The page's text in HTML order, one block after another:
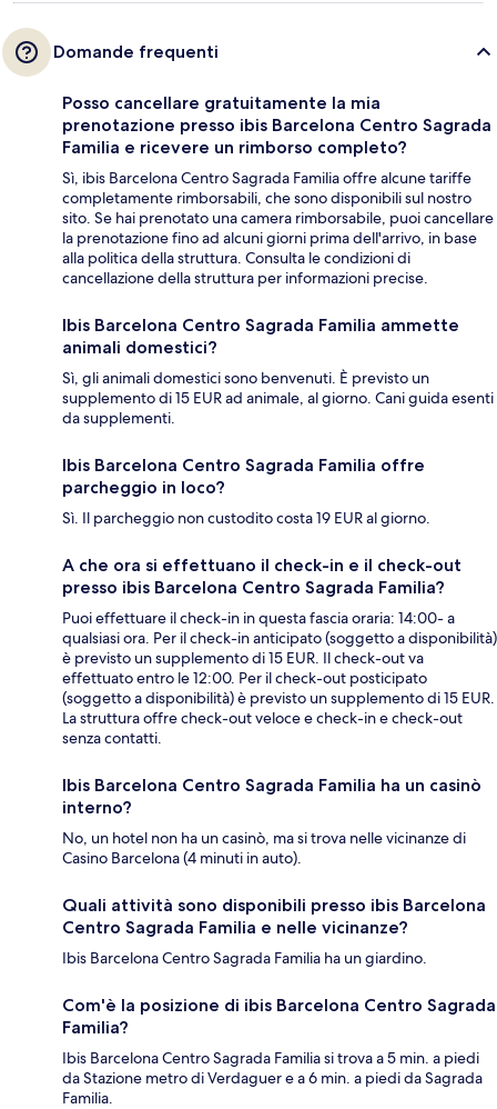
Domande frequenti
Posso cancellare gratuitamente la mia
prenotazione presso ibis Barcelona Centro Sagrada
Familia e ricevere un rimborso completo?
Sì, ibis Barcelona Centro Sagrada Familia offre alcune tariffe
completamente rimborsabili, che sono disponibili sul nostro
sito. Se hai prenotato una camera rimborsabile, puoi cancellare
la prenotazione fino ad alcuni giorni prima dell'arrivo, in base
alla politica della struttura. Consulta le condizioni di
cancellazione della struttura per informazioni precise.
Ibis Barcelona Centro Sagrada Familia ammette
animali domestici?
Sì, gli animali domestici sono benvenuti. È previsto un
supplemento di 15 EUR ad animale, al giorno. Cani guida esenti
da supplementi.
Ibis Barcelona Centro Sagrada Familia offre
parcheggio in loco?
Sì. Il parcheggio non custodito costa 19 EUR al giorno.
A che ora si effettuano il check-in e il check-out
presso ibis Barcelona Centro Sagrada Familia?
Puoi effettuare il check-in in questa fascia oraria: 14:00- a
qualsiasi ora. Per il check-in anticipato (soggetto a disponibilità)
è previsto un supplemento di 15 EUR. Il check-out va
effettuato entro le 12:00. Per il check-out posticipato
(soggetto a disponibilità) è previsto un supplemento di 15 EUR.
La struttura offre check-out veloce e check-in e check-out
senza contatti.
Ibis Barcelona Centro Sagrada Familia ha un casinò
interno?
No, un hotel non ha un casinò, ma si trova nelle vicinanze di
Casino Barcelona (4 minuti in auto).
Quali attività sono disponibili presso ibis Barcelona
Centro Sagrada Familia e nelle vicinanze?
Ibis Barcelona Centro Sagrada Familia ha un giardino.
Com'è la posizione di ibis Barcelona Centro Sagrada
Familia?
Ibis Barcelona Centro Sagrada Familia si trova a 5 min. a piedi
da Stazione metro di Verdaguer e a 6 min. a piedi da Sagrada
Familia.